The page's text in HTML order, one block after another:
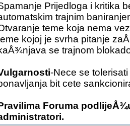
Prijedloga i kritika
trajnim
teme koja nema
kojoj je svrha pitanje
se trajnom
-Nece se
bit cete
Foruma